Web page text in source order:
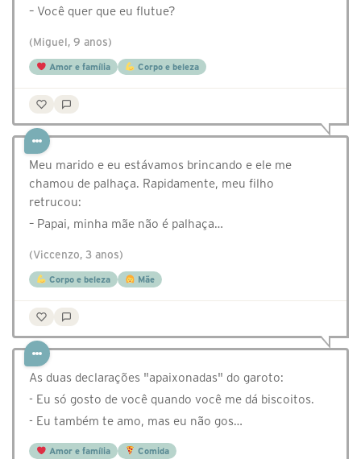
– Você quer que eu flutue?
(Miguel, 9 anos)
Amor e família Corpo e beleza
Meu marido e eu estávamos brincando e ele me
chamou de palhaça. Rapidamente, meu filho
retrucou:⠀
– Papai, minha mãe não é palhaça…
(Viccenzo, 3 anos)
Corpo e beleza Mãe
As duas declarações "apaixonadas" do garoto:
- Eu só gosto de você quando você me dá biscoitos.
- Eu também te amo, mas eu não gos…
Amor e família Comida